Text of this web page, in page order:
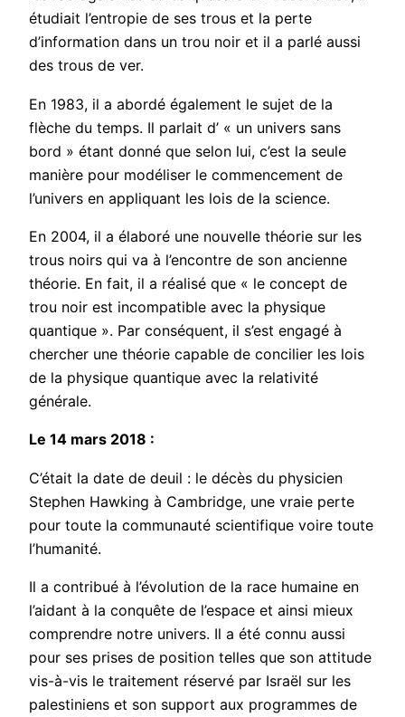
étudiait l’entropie de ses trous et la perte
d’information dans un trou noir et il a parlé aussi
des trous de ver.
En 1983, il a abordé également le sujet de la
flèche du temps. Il parlait d’ « un univers sans
bord » étant donné que selon lui, c’est la seule
manière pour modéliser le commencement de
l’univers en appliquant les lois de la science.
En 2004, il a élaboré une nouvelle théorie sur les
trous noirs qui va à l’encontre de son ancienne
théorie. En fait, il a réalisé que « le concept de
trou noir est incompatible avec la physique
quantique ». Par conséquent, il s’est engagé à
chercher une théorie capable de concilier les lois
de la physique quantique avec la relativité
générale.
Le 14 mars 2018 :
C’était la date de deuil : le décès du physicien
Stephen Hawking à Cambridge, une vraie perte
pour toute la communauté scientifique voire toute
l’humanité.
Il a contribué à l’évolution de la race humaine en
l’aidant à la conquête de l’espace et ainsi mieux
comprendre notre univers. Il a été connu aussi
pour ses prises de position telles que son attitude
vis-à-vis le traitement réservé par Israël sur les
palestiniens et son support aux programmes de